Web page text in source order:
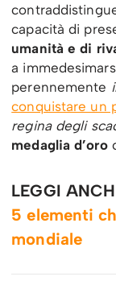
capacità di
umanità e di
a
perennemente
conquistare un
regina degli
medaglia d’oro
LEGGI
5 elementi
mondiale